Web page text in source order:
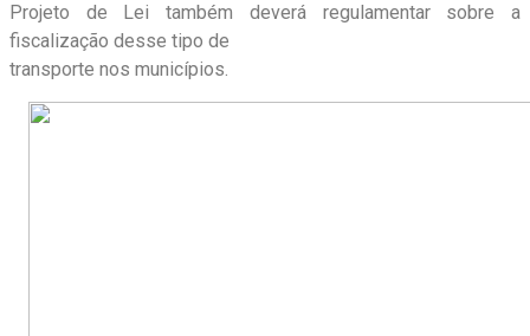
Projeto de Lei também deverá regulamentar sobre a
fiscalização desse tipo de
transporte nos municípios.